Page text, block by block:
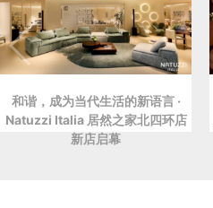
和谐，成为当代生活的新语言 ·
Natuzzi Italia 居然之家北四环店
新店启幕